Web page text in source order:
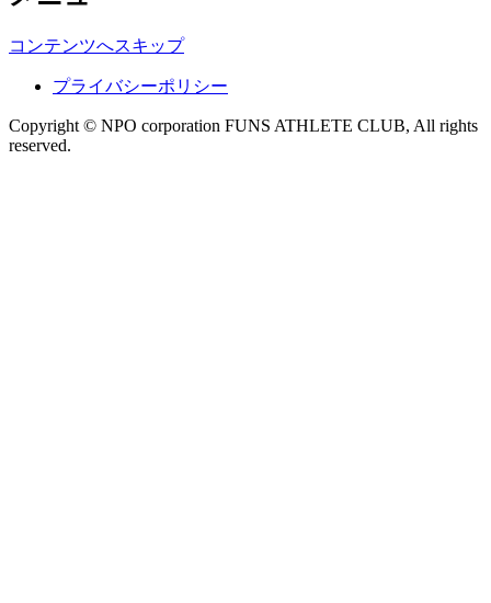
コンテンツへスキップ
プライバシーポリシー
Copyright © NPO corporation FUNS ATHLETE CLUB, All rights
reserved.